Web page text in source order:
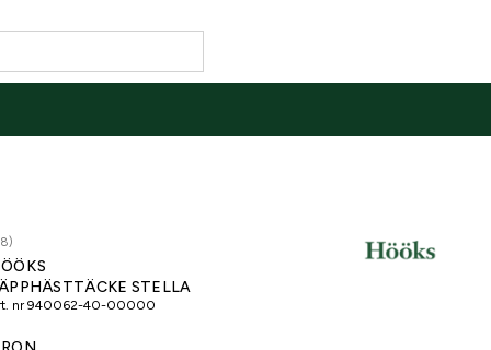
STELLA
nr 940062-40-00000